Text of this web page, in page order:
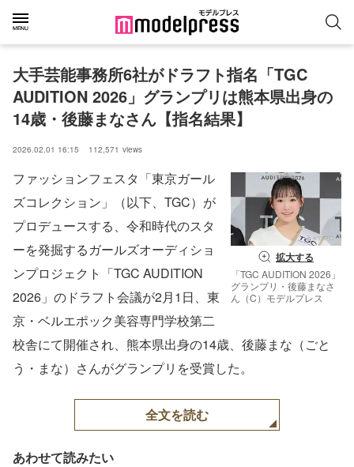
大手芸能事務所6社がドラフト指名「TGC
AUDITION 2026」グランプリは熊本県出身の
14歳・後藤まなさん【指名結果】
2026.02.01 16:15 112,571 views
拡大する
「TGC AUDITION 2026」
グランプリ・後藤まなさ
ん（C）モデルプレス
ファッションフェスタ「東京ガール
ズコレクション」（以下、TGC）が
プロデュースする、令和時代のスタ
ーを発掘するガールズオーディショ
ンプロジェクト「TGC AUDITION
2026」のドラフト会議が2月1日、東
京・ベルエポック美容専門学校第二
校舎にて開催され、熊本県出身の14歳、後藤まな（ごと
う・まな）さんがグランプリを受賞した。
全文を読む
あわせて読みたい